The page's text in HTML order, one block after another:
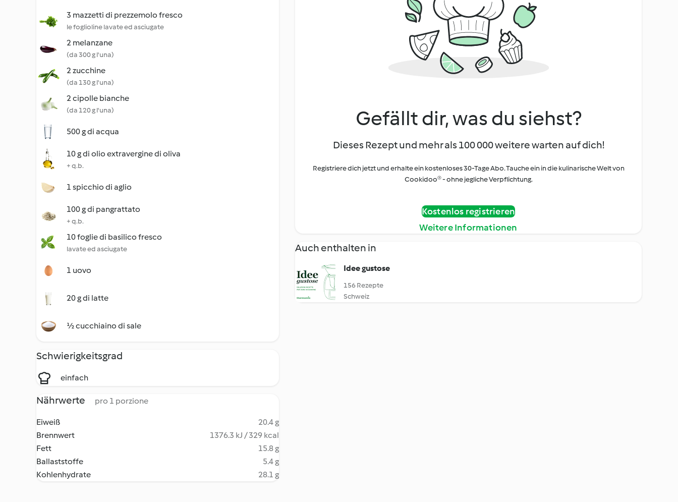
3 mazzetti di prezzemolo fresco
le foglioline lavate ed asciugate
2 melanzane
(da 300 g l'una)
2 zucchine
(da 130 g l'una)
2 cipolle bianche
(da 120 g l'una)
500 g di acqua
10 g di olio extravergine di oliva
+ q.b.
1 spicchio di aglio
100 g di pangrattato
+ q.b.
10 foglie di basilico fresco
lavate ed asciugate
1 uovo
20 g di latte
½ cucchiaino di sale
Schwierigkeitsgrad
einfach
Nährwerte pro 1 porzione
Eiweiß
20.4 g
Brennwert
1376.3 kJ / 329 kcal
Fett
15.8 g
Ballaststoffe
5.4 g
Kohlenhydrate
28.1 g
Gefällt dir, was du siehst?
Dieses Rezept und mehr als 100 000 weitere warten auf dich!
Registriere dich jetzt und erhalte ein kostenloses 30-Tage Abo. Tauche ein in die kulinarische Welt von
Cookidoo® - ohne jegliche Verpflichtung.
Kostenlos registrieren
Weitere Informationen
Auch enthalten in
Idee gustose
156 Rezepte
Schweiz